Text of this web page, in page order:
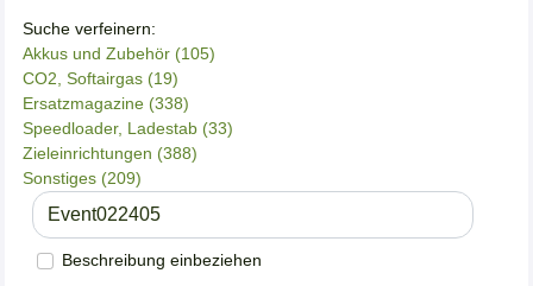
Suche verfeinern:
Akkus und Zubehör (105)
CO2, Softairgas (19)
Ersatzmagazine (338)
Speedloader, Ladestab (33)
Zieleinrichtungen (388)
Sonstiges (209)
Beschreibung einbeziehen